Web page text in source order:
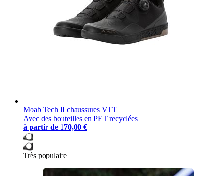
Moab Tech II chaussures VTT
Avec des bouteilles en PET recyclées
à partir de 170,00 €
Très populaire